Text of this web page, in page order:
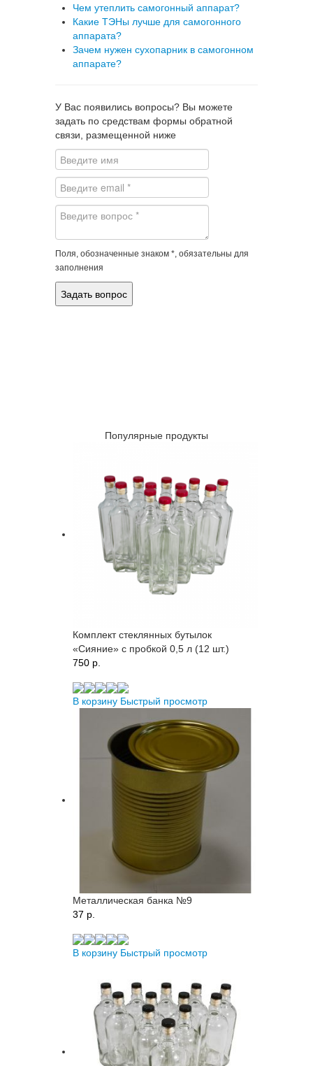
Чем утеплить самогонный аппарат?
Какие ТЭНы лучше для самогонного
аппарата?
Зачем нужен сухопарник в самогонном
аппарате?
У Вас появились вопросы? Вы можете
задать по средствам формы обратной
связи, размещенной ниже
Поля, обозначенные знаком *, обязательны для
заполнения
Популярные продукты
Комплект стеклянных бутылок
«Сияние» с пробкой 0,5 л (12 шт.)
750 p.
В корзину Быстрый просмотр
Металлическая банка №9
37 p.
В корзину Быстрый просмотр